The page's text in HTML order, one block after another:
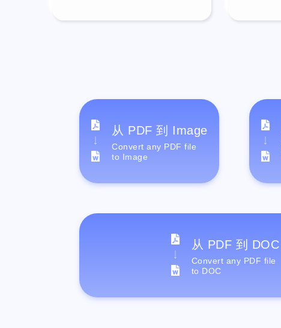
从 PDF 到 Image
Convert any PDF file
to Image
从 PDF 到 DOC
Convert any PDF file
to DOC